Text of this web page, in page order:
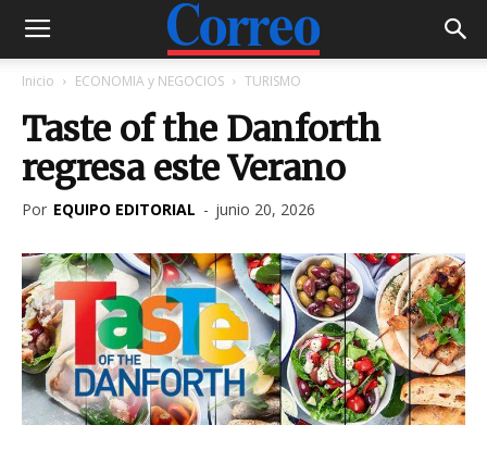
Inicio ECONOMIA y NEGOCIOS TURISMO
Taste of the Danforth
regresa este Verano
Por EQUIPO EDITORIAL - junio 20, 2026